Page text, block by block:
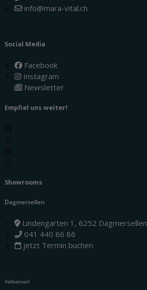
info@mara-vital.ch
Social Media
Facebook
Instagram
Newsletter
Empfiel uns weiter!
Showrooms
Dagmersellen
Lindengarten 1, 6252 Dagmersellen
041 440 86 86
jetzt Termin buchen
Volketswil